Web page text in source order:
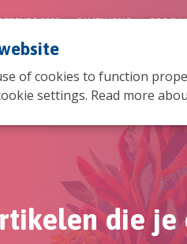
of cookies to function
settings. Read more
2026 SAMEN JONG
die je